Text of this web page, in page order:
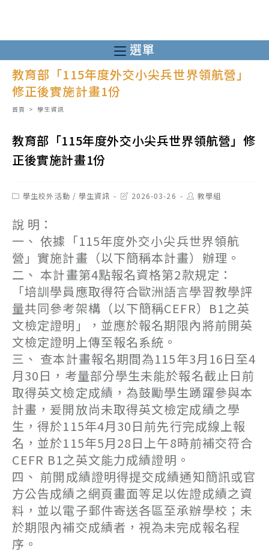
至
主
要
內
選單
教育部「115年度外交小尖兵世界領航營」
修正後實施計畫1份
首頁 > 學生資訊
教育部「115年度外交小尖兵世界領航營」修
正後實施計畫1份
Post學生校外活動 / 學生資訊
Post2026-03-26
Post教學組
說 明：
一、 依據「115年度外交小尖兵世界領航
營」實施計畫（以下簡稱本計畫）辦理。
二、 本計畫第4點報名資格第2款規定：
「培訓學員應取得符合歐洲語言學習教學評
量共同參考架構（以下簡稱CEFR）B1之英
文檢定證明」，並應於報名期限內將前開英
文檢定證明上傳至報名系統。
三、 查本計畫報名期間為115年3月16日至4
月30日，考量部分學生未能於報名截止日前
取得英文檢定成績，為鼓勵學生踴躍參與本
計畫，爰開放尚未取得英文檢定成績之學
生，得於115年4月30日前先行完成線上報
名，並於115年5月28日上午8時前補交符合
CEFR B1之英文能力成績證明。
四、 前開成績證明得提交成績通知簡訊或官
方公告成績之網頁畫面等足以佐證成績之資
料，並以電子郵件寄送各區至承辦學校；未
於期限內補交成績者，視為未完成報名程
序。